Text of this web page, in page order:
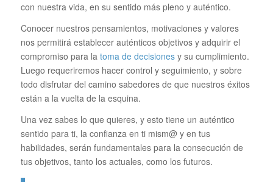
con nuestra vida, en su sentido más pleno y auténtico.
Conocer nuestros pensamientos, motivaciones y valores
nos permitirá establecer auténticos objetivos y adquirir el
compromiso para la toma de decisionesy su cumplimiento.
Luego requeriremos hacer control y seguimiento, y sobre
todo disfrutar del camino sabedores de que nuestros éxitos
están a la vuelta de la esquina.
Una vez sabes lo que quieres, y esto tiene un auténtico
sentido para ti, la confianza en ti mism@ y en tus
habilidades, serán fundamentales para la consecución de
tus objetivos, tanto los actuales, como los futuros.